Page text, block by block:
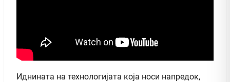
Иднината на технологијата која носи напредок,